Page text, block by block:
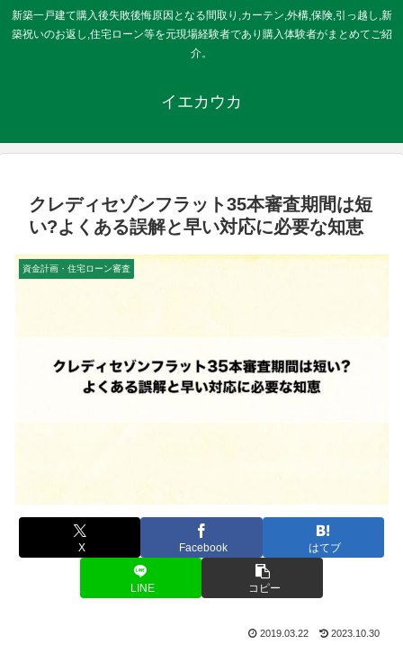
新築一戸建て購入後失敗後悔原因となる間取り,カーテン,外構,保険,引っ越し,新
築祝いのお返し,住宅ローン等を元現場経験者であり購入体験者がまとめてご紹
介。
イエカウカ
クレディセゾンフラット35本審査期間は短
い?よくある誤解と早い対応に必要な知恵
資金計画・住宅ローン審査
X Facebook はてブ
LINE コピー
2019.03.22 2023.10.30